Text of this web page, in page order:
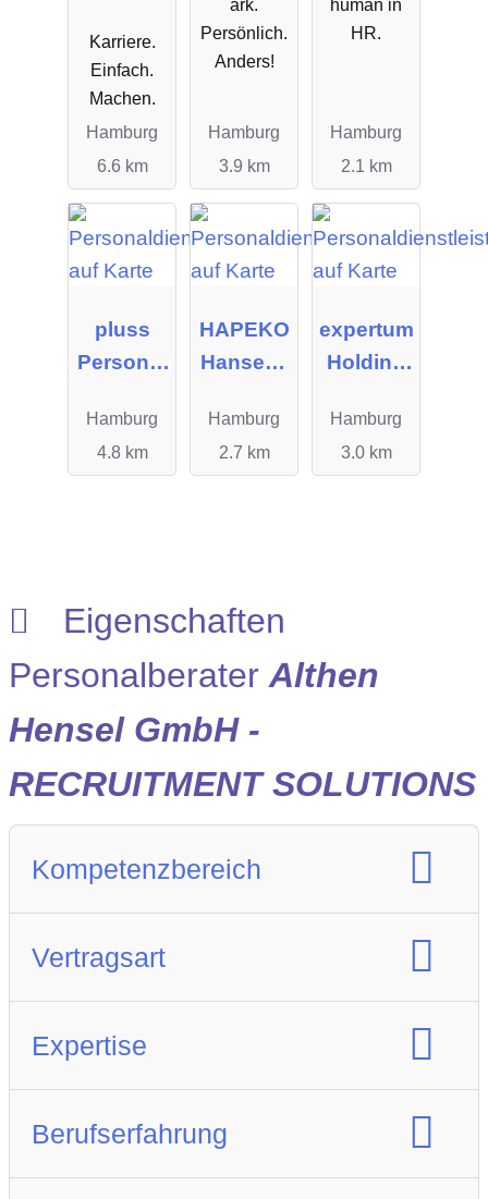
Karriere.
Einfach.
Machen.
Hamburg
6.6 km
ark.
Persönlich.
Anders!
Hamburg
3.9 km
human in
HR.
Hamburg
2.1 km
pluss
Personal
ment
GmbH
Hamburg
4.8 km
HAPEKO
Hanseati
Personal
kontor
Hamburg
2.7 km
expertum
Holding
Hamburg
3.0 km
Eigenschaften
Personalberater Althen
Hensel GmbH -
RECRUITMENT SOLUTIONS
Kompetenzbereich
Kaufmännische Position
Vertragsart
Expertise
Berufserfahrung